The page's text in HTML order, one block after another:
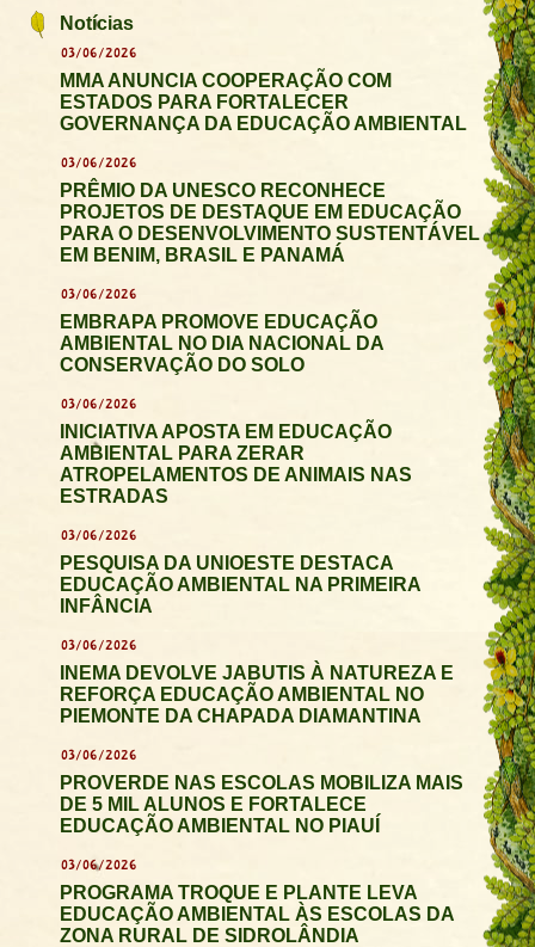
Notícias
03/06/2026
MMA ANUNCIA COOPERAÇÃO COM
ESTADOS PARA FORTALECER
GOVERNANÇA DA EDUCAÇÃO AMBIENTAL
03/06/2026
PRÊMIO DA UNESCO RECONHECE
PROJETOS DE DESTAQUE EM EDUCAÇÃO
PARA O DESENVOLVIMENTO SUSTENTÁVEL
EM BENIM, BRASIL E PANAMÁ
03/06/2026
EMBRAPA PROMOVE EDUCAÇÃO
AMBIENTAL NO DIA NACIONAL DA
CONSERVAÇÃO DO SOLO
03/06/2026
INICIATIVA APOSTA EM EDUCAÇÃO
AMBIENTAL PARA ZERAR
ATROPELAMENTOS DE ANIMAIS NAS
ESTRADAS
03/06/2026
PESQUISA DA UNIOESTE DESTACA
EDUCAÇÃO AMBIENTAL NA PRIMEIRA
INFÂNCIA
03/06/2026
INEMA DEVOLVE JABUTIS À NATUREZA E
REFORÇA EDUCAÇÃO AMBIENTAL NO
PIEMONTE DA CHAPADA DIAMANTINA
03/06/2026
PROVERDE NAS ESCOLAS MOBILIZA MAIS
DE 5 MIL ALUNOS E FORTALECE
EDUCAÇÃO AMBIENTAL NO PIAUÍ
03/06/2026
PROGRAMA TROQUE E PLANTE LEVA
EDUCAÇÃO AMBIENTAL ÀS ESCOLAS DA
ZONA RURAL DE SIDROLÂNDIA